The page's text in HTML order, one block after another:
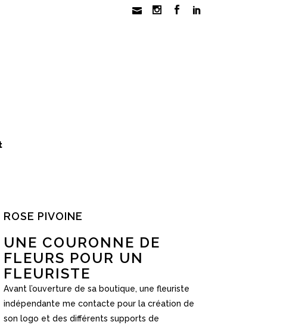
ROSE PIVOINE
UNE COURONNE DE
FLEURS POUR UN
FLEURISTE
Avant l’ouverture de sa boutique, une fleuriste
indépendante me contacte pour la création de
son logo et des différents supports de